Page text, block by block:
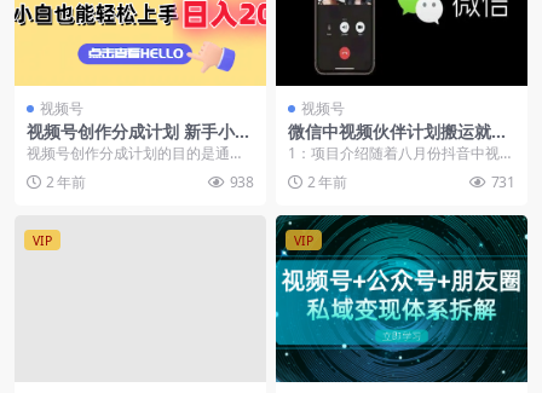
视频号
视频号创作分成计划 新手小白
也能轻松上手 无脑搬运简单操
视频号创作分成计划的目的是通过
激励内容创作者生产高质量的视频
内容，提升视频号的整...
2 年前 938
视频号
微信中视频伙伴计划搬运就能
轻松过创作者分成
1：项目介绍随着八月份抖音中视频
伙伴计划的下架，微信视频号分成
计划再次迎来一波红...
2 年前 731
VIP VIP